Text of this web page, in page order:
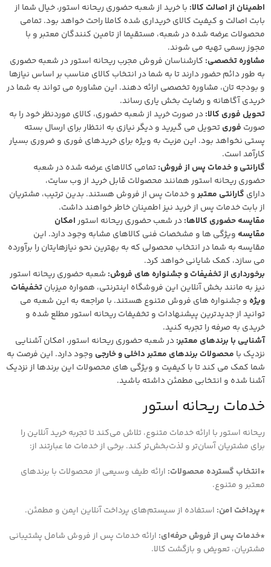
اطمینان از اصالت کالا: با خرید از شعبه حضوری ریحانه استور، خیال شما از
بابت اصالت و کیفیت کالای خریداری شده کاملا راحت خواهد بود. تمامی
محصولات عرضه شده در شعبه، مستقیما از تامین کنندگان معتبر و با
مجوز رسمی تهیه می شوند.
مشاوره تخصصی: کارشناسان فروش مجرب ریحانه استور در شعبه حضوری
به طور دائم حضور دارند تا به شما در انتخاب کالای مناسب بر اساس نیازها
و بودجه تان، مشاوره تخصصی ارائه دهند. این مشاوره می تواند به شما در
خریدی آگاهانه و رضایت بخش یاری رساند.
تحویل فوری کالا:در صورت خرید از شعبه حضوری، کالای موردنظر خود را به
صورت فوریتحویل می گیرید و دیگر نیازی به انتظار برای ارسال بسته
پستی نخواهد بود. این مزیت به ویژه برای خریدهای فوری و ضروری بسیار
کارآمد است.
گارانتی و خدمات پس از فروش:تمامی کالاهای عرضه شده در شعبه
حضوری ریحانه استور همانند محصولات قابل خرید از وب سایت،
دارای گارانتی معتبرو خدمات پس از فروش هستند. بدین ترتیب، مشتریان
از بابت خدمات پس از خرید نیز اطمینان خاطر خواهند داشت.
مقایسه حضوری کالاها:در شعب حضوری ریحانه استورامکان
مقایسه ویژگی ها و مشخصات فنی کالاهای مشابه وجود دارد. این
مقایسه به شما در انتخاب محصولی که به بهترین نحو نیازهایتان را برآورده
می سازد، کمک شایانی خواهد کرد.
برخورداری از تخفیفات و جشنواره های فروش: شعبه حضوری ریحانه استور
نیز به مانند بخش آنلاین این فروشگاه اینترنتی، همواره میزبانتخفیفات
ویژه و جشنواره های فروش متنوع هستند. با مراجعه به این شعبه می
توانید از جدیدترین پیشنهادات و تخفیفات ریحانه استور مطلع شده و
خریدی به صرفه را تجربه کنید.
آشنایی با برندهای معتبر:در شعبه حضوری ریحانه استور، امکان آشنایی
نزدیک با محصولات برندهای معتبر داخلی و خارجی وجود دارد. این فرصت به
شما کمک می کند تا با کیفیت و ویژگی های محصولات این برندها از نزدیک
آشنا شده و انتخابی مطمئن داشته باشید.
خدمات ریحانه استور
ریحانه استور با ارائه خدمات متنوع، تلاش می‌کند تا تجربه خرید آنلاین را
برای مشتریان آسان‌تر و لذت‌بخش‌تر کند. برخی از خدمات ما عبارتند از:
*انتخاب گسترده محصولات: ارائه طیف وسیعی از محصولات با برندهای
معتبر و متنوع.
*پرداخت امن: استفاده از سیستم‌های پرداخت آنلاین ایمن و مطمئن.
*خدمات پس از فروش حرفه‌ای: ارائه خدمات پس از فروش شامل پشتیبانی
مشتریان، تعویض و بازگشت کالا.